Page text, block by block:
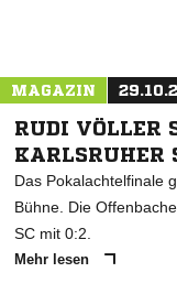
MAGAZIN
RUDI VÖLLER
KARLSRUHER
Das Pokalachtelfinale
Bühne. Die
SC mit 0:2.
Mehr lesen